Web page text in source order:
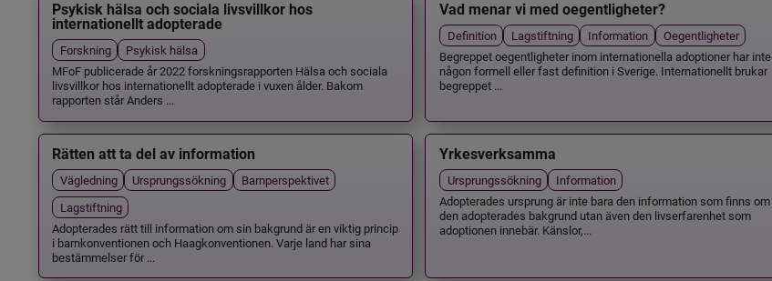
Psykisk hälsa och sociala livsvillkor hos
internationellt adopterade
Forskning
Psykisk hälsa
MFoF publicerade år 2022 forskningsrapporten Hälsa och sociala
livsvillkor hos internationellt adopterade i vuxen ålder. Bakom
rapporten står Anders ...
Vad menar vi med oegentligheter?
Definition Lagstiftning Information
Oegentligheter
Begreppet oegentligheter inom internationella adoptioner har inte
någon formell eller fast definition i Sverige. Internationellt brukar
begreppet ...
Rätten att ta del av information
Vägledning Ursprungssökning
Barnperspektivet
Lagstiftning
Adopterades rätt till information om sin bakgrund är en viktig princip
i barnkonventionen och Haagkonventionen. Varje land har sina
bestämmelser för ...
Yrkesverksamma
Ursprungssökning
Information
Adopterades ursprung är inte bara den information som finns om
den adopterades bakgrund utan även den livserfarenhet som
adoptionen innebär. Känslor,...